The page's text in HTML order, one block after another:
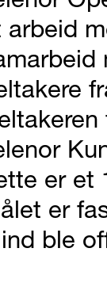
arbeid
er et
er
ble